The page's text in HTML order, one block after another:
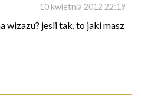
10 kwietnia 2012 22:19
wizazu? jesli tak, to jaki masz